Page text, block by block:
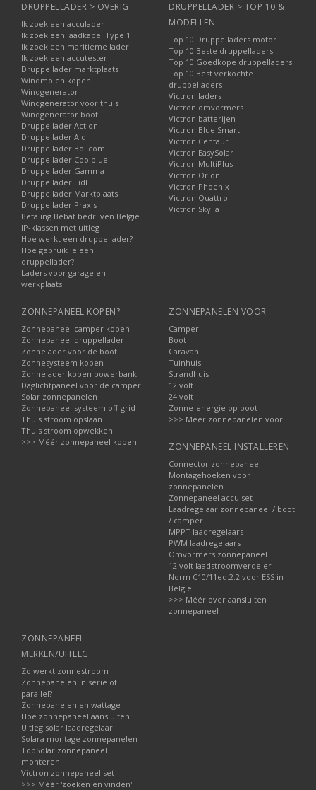
DRUPPELLADER > OVERIG
Ik zoek een acculader
Ik zoek een laadkabel Type 1
Ik zoek een maritieme lader
Ik zoek een accutester
Druppellader marktplaats
Windmolen kopen
Windgenerator
Windgenerator voor thuis
Windgenerator boot
Druppellader Action
Druppellader Aldi
Druppellader Bol.com
Druppellader Coolblue
Druppellader Gamma
Druppellader Lidl
Druppellader Marktplaats
Druppellader Praxis
Betaling Bebat bedrijven België
IP-klassen met uitleg
Hoe werkt een druppellader?
Hoe gebruik je een
druppellader?
Laders voor garage en
werkplaats
DRUPPELLADER > TOP 10 &
MODELLEN
Top 10 Druppelladers motor
Top 10 Beste druppelladers
Top 10 Goedkope druppelladers
Top 10 Best verkochte
druppelladers
Victron laders
Victron omvormers
Victron batterijen
Victron Blue Smart
Victron Centaur
Victron EasySolar
Victron MultiPlus
Victron Orion
Victron Phoenix
Victron Quattro
Victron Skylla
ZONNEPANEEL KOPEN?
Zonnepaneel camper kopen
Zonnepaneel druppellader
Zonnelader voor de boot
Zonnesysteem kopen
Zonnelader kopen powerbank
Daglichtpaneel voor de camper
Solar zonnepanelen
Zonnepaneel systeem off-grid
Thuis stroom opslaan
Thuis stroom opwekken
>>> Méér zonnepaneel kopen
ZONNEPANELEN VOOR
Camper
Boot
Caravan
Tuinhuis
Strandhuis
12 volt
24 volt
Zonne-energie op boot
>>> Méér zonnepanelen voor...
ZONNEPANEEL INSTALLEREN
Connector zonnepaneel
Montagehoeken voor
zonnepanelen
Zonnepaneel accu set
Laadregelaar zonnepaneel / boot
/ camper
MPPT laadregelaars
PWM laadregelaars
Omvormers zonnepaneel
12 volt laadstroomverdeler
Norm C10/11ed.2.2 voor ESS in
België
>>> Méér over aansluiten
zonnepaneel
ZONNEPANEEL
MERKEN/UITLEG
Zo werkt zonnestroom
Zonnepanelen in serie of
parallel?
Zonnepanelen en wattage
Hoe zonnepaneel aansluiten
Uitleg solar laadregelaar
Solara montage zonnepanelen
TopSolar zonnepaneel
monteren
Victron zonnepaneel set
>>> Méér 'zoeken en vinden'!